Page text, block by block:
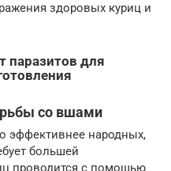
здоровых куриц и
паразитов для
со вшами
эффективнее народных,
большей
проводится с помощью